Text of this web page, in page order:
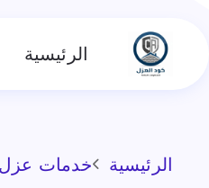
الرئيسية
الرئيسية خدمات